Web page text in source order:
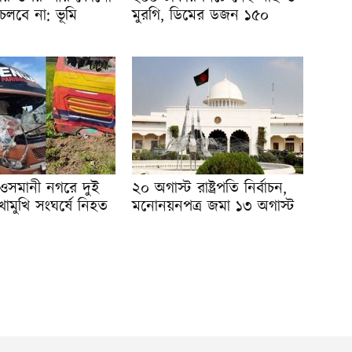
না: ভূমি
মুরগি, ডিমের ডজন ১৫০
নগরে দুই
সংঘর্ষে নিহত
২০ অগাস্ট রাষ্ট্রপতি নির্বাচন,
মনোনয়নপত্র জমা ১৩ অগাস্ট